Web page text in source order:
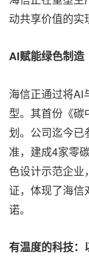
动共享价值的实
AI赋能绿色制造
海信正通过将AI
型。其首份《
划。公司迄今已
准，建成4家零
色设计示范企业
证，体现了海
诺。
有温度的科技：